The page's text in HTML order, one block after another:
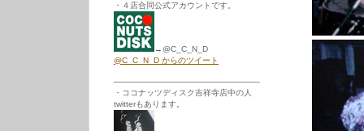
・４店合同公式アカウントです。
→@C_C_N_D
@C_C_N_D からのツイート
・ココナッツディスク吉祥寺店中の人
twitterもあります。